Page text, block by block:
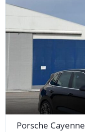
Porsche Cayenne